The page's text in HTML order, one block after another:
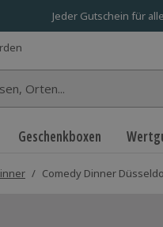
Jeder Gutschein für
Geschenkboxen
/ Comedy Dinner